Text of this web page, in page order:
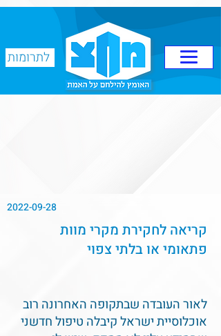
לתרומות
קריאה לחקירת מקרי מוות
פתאומי או בלתי צפוי
לאור העובדה שבתקופה האחרונה רוב
אוכלוסיית ישראל קיבלה טיפול חדשני
2022-09-28